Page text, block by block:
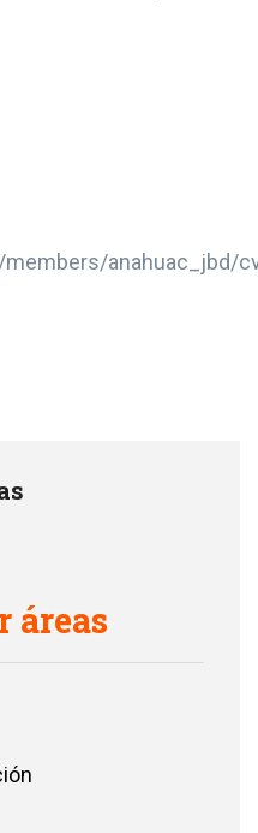
anahuac_jbd/
áreas